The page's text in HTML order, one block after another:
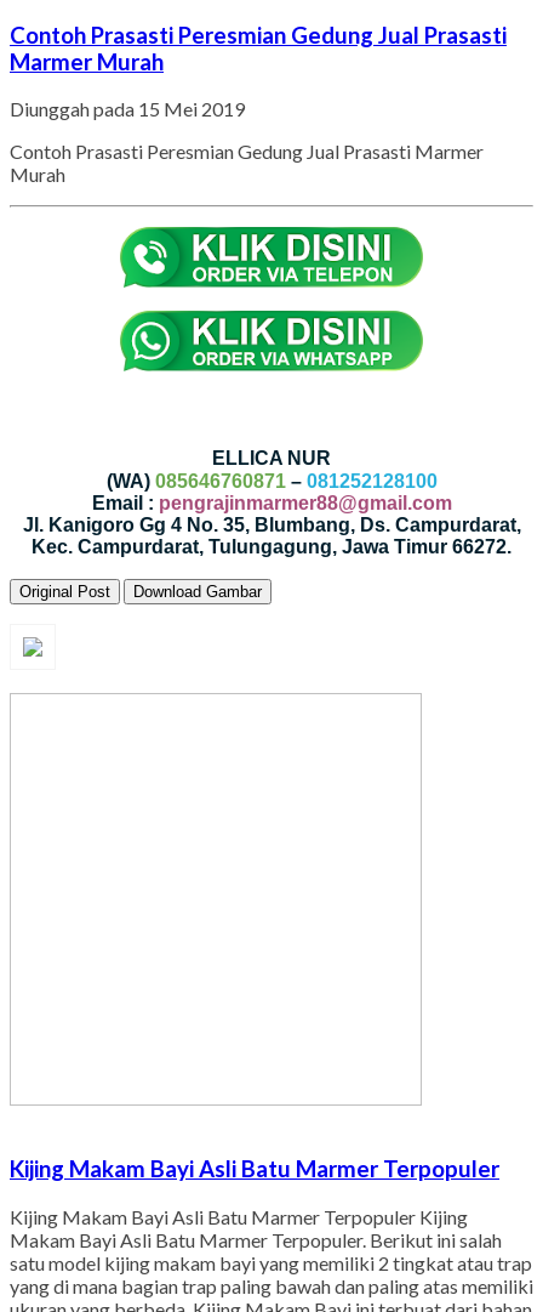
Contoh Prasasti Peresmian Gedung Jual Prasasti
Marmer Murah
Diunggah pada 15 Mei 2019
Contoh Prasasti Peresmian Gedung Jual Prasasti Marmer
Murah
ELLICA NUR
(WA) 085646760871– 081252128100
Email : pengrajinmarmer88@gmail.com
Jl. Kanigoro Gg 4 No. 35, Blumbang, Ds. Campurdarat,
Kec. Campurdarat, Tulungagung, Jawa Timur 66272.
Original Post Download Gambar
Kijing Makam Bayi Asli Batu Marmer Terpopuler
Kijing Makam Bayi Asli Batu Marmer Terpopuler Kijing
Makam Bayi Asli Batu Marmer Terpopuler. Berikut ini salah
satu model kijing makam bayi yang memiliki 2 tingkat atau trap
yang di mana bagian trap paling bawah dan paling atas memiliki